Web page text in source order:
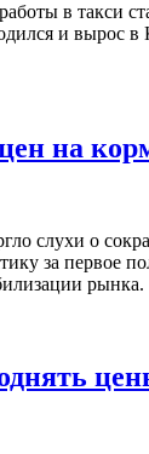
в такси
и вырос
на
слухи о
за первое